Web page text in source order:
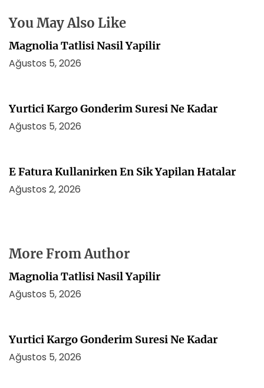
You May Also Like
Magnolia Tatlisi Nasil Yapilir
Ağustos 5, 2026
Yurtici Kargo Gonderim Suresi Ne Kadar
Ağustos 5, 2026
E Fatura Kullanirken En Sik Yapilan Hatalar
Ağustos 2, 2026
More From Author
Magnolia Tatlisi Nasil Yapilir
Ağustos 5, 2026
Yurtici Kargo Gonderim Suresi Ne Kadar
Ağustos 5, 2026